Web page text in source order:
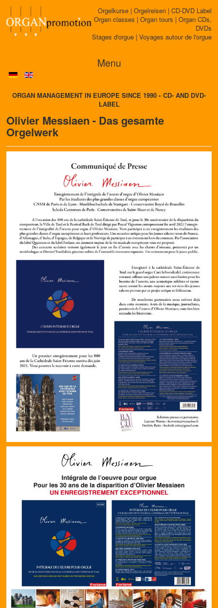
Orgelkurse | Orgelreisen | CD-DVD Label
Organ classes | Organ tours | Organ CDs,
DVDs
Stages d'orgue | Voyages autour de l'orgue
Menu
ORGAN MANAGEMENT IN EUROPE SINCE 1990 • CD- AND DVD-
LABEL
Olivier Messiaen - Das gesamte
Orgelwerk